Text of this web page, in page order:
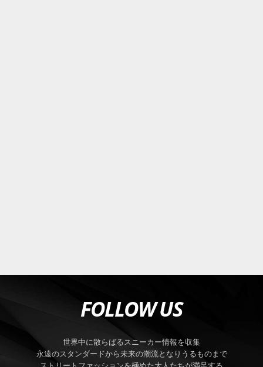
FOLLOW US
世界中に散らばるスニーカー情報を収集
永遠のスタンダードから未来の潮流となりうるものまで